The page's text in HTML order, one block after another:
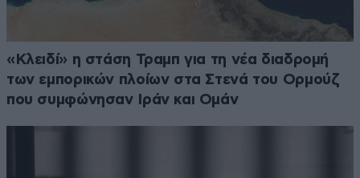
«Κλειδί» η στάση Τραμπ για τη νέα διαδρομή
των εμπορικών πλοίων στα Στενά του Ορμούζ
που συμφώνησαν Ιράν και Ομάν